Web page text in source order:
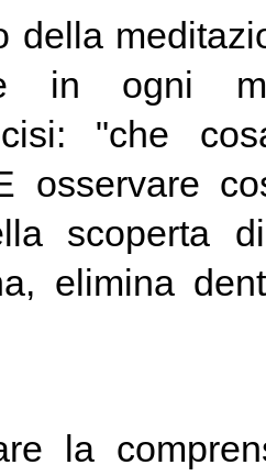
della
in ogni
"che
osservare
scoperta
elimina
la